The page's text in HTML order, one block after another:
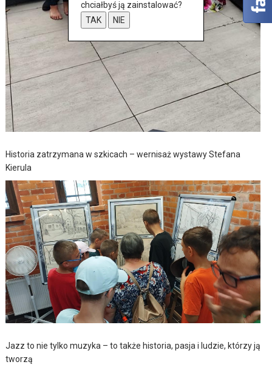
Historia zatrzymana w szkicach – wernisaż wystawy Stefana
Kierula
Jazz to nie tylko muzyka – to także historia, pasja i ludzie, którzy ją
tworzą
chciałbyś ją zainstalować?
TAK
NIE